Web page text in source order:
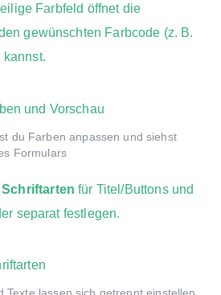
Farbfeld öffnet die
gewünschten Farbcode (z. B.
kannst.
du Farben anpassen und siehst
Formulars
Schriftarten für Titel/Buttons und
separat festlegen.